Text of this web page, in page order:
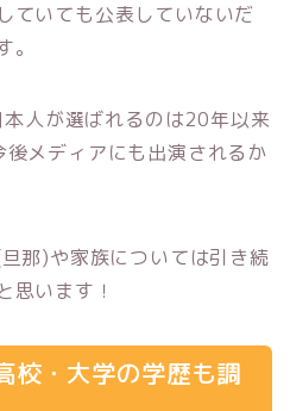
ていても公表していないだ
人が選ばれるのは20年以来
メディアにも出演されるか
那)や家族については引き続
思います！
校・大学の学歴も調